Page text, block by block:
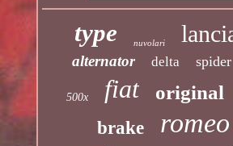
type nuvolari
alternator delta spider
500x fiat original
brake romeo